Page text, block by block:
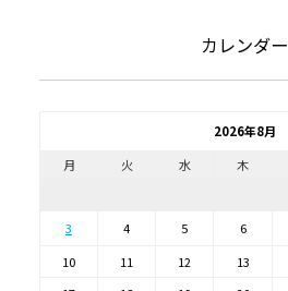
カレンダー
2026年8月
月
火 水 木
3
4 5 6
10
11 12 13